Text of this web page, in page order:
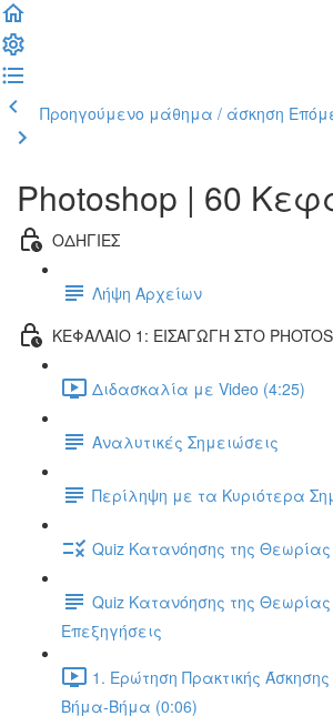
Προηγούμενο μάθημα / άσκηση
Photoshop | 60
ΟΔΗΓΙΕΣ
Λήψη Αρχείων
ΚΕΦΑΛΑΙΟ 1: ΕΙΣΑΓΩΓΗ ΣΤΟ
Διδασκαλία με Video (4:25)
Αναλυτικές Σημειώσεις
Περίληψη με τα Κυριότερα
Quiz Κατανόησης της
Quiz Κατανόησης της
Επεξηγήσεις
1. Ερώτηση Πρακτικής
Βήμα-Βήμα (0:06)